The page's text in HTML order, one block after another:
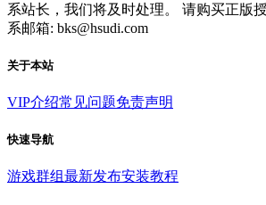
系站长，我们将及时处理。 请购买正版
系邮箱: bks@hsudi.com
关于本站
VIP介绍常见问题免责声明
快速导航
游戏群组最新发布安装教程